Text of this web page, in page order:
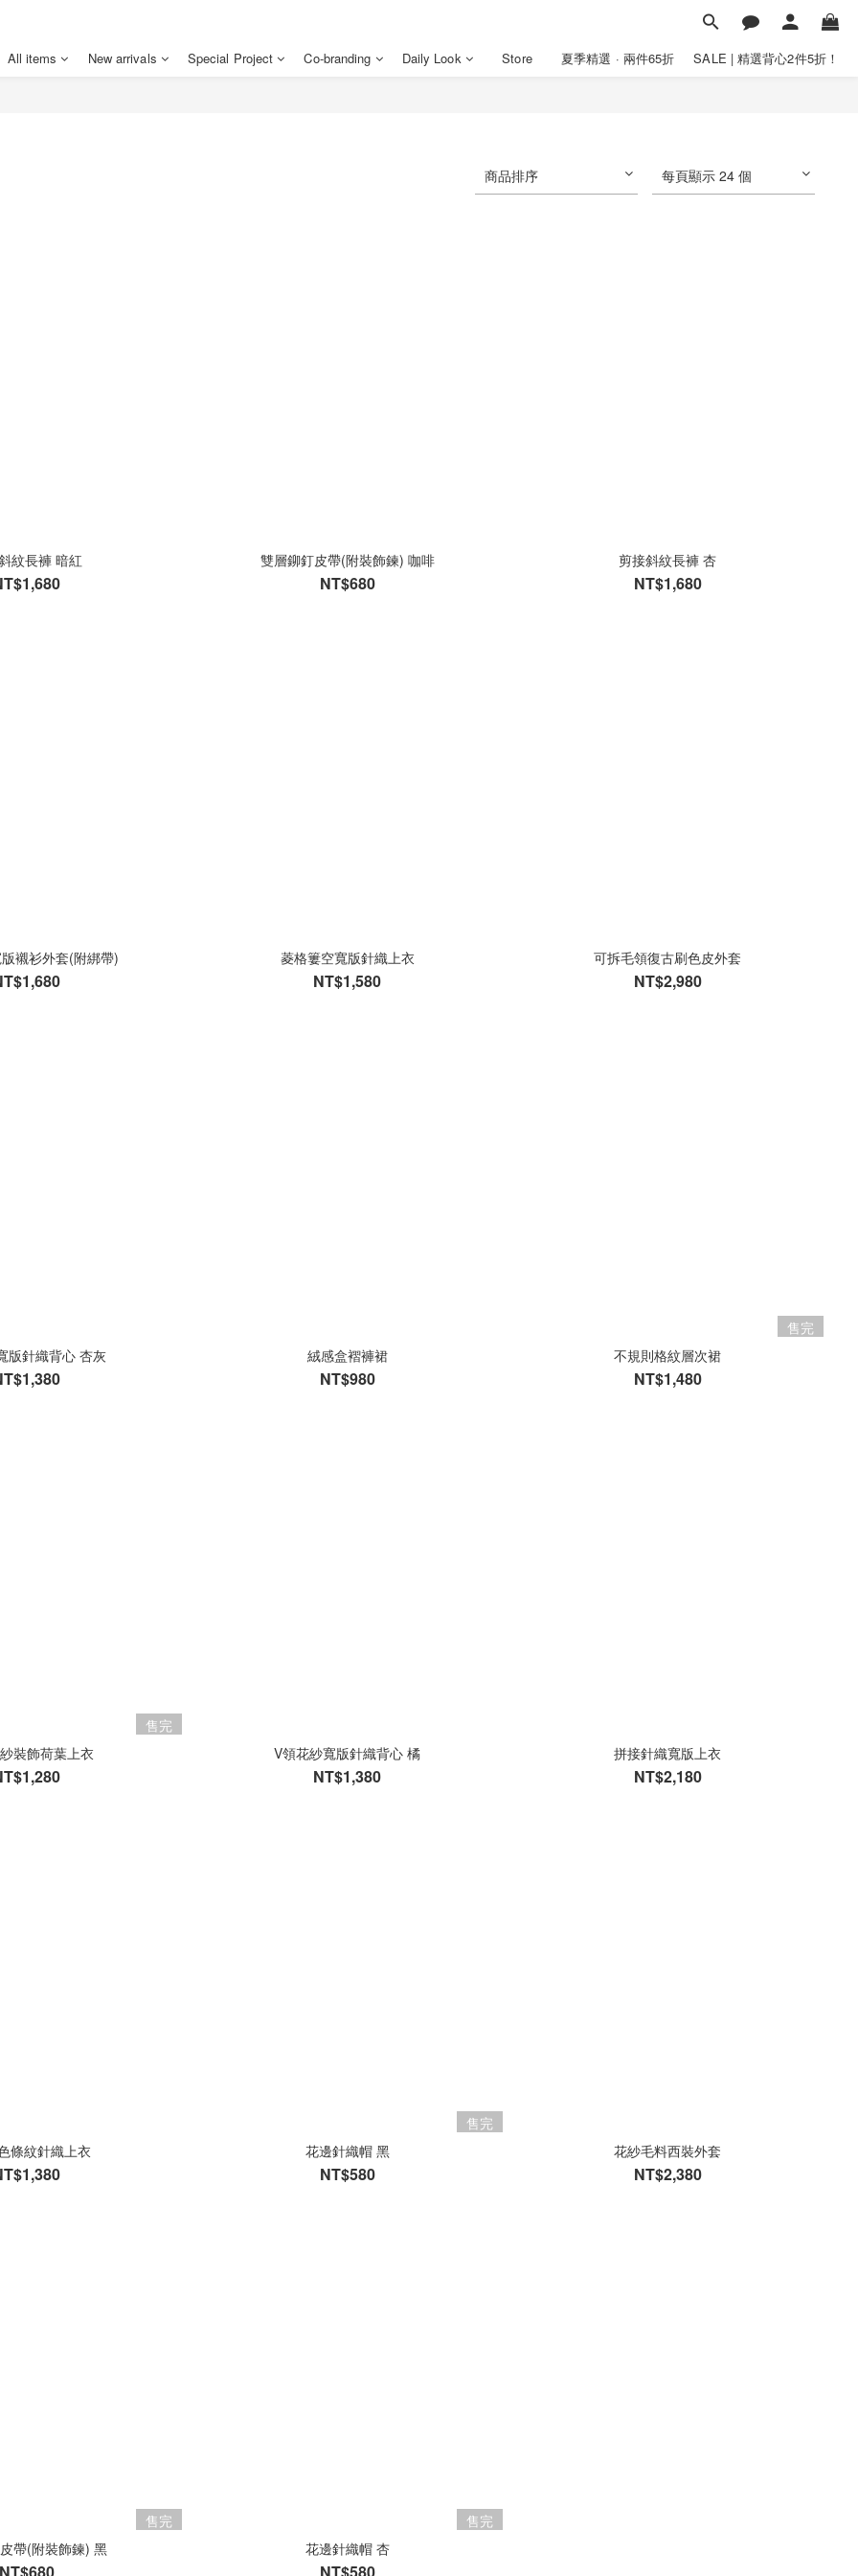
All items New arrivals Special Project Co-branding Daily Look Store 夏季精選 · 兩件65折 SALE | 精選背心2件5折！
商品排序 每頁顯示 24 個
紋長褲 暗紅 雙層鉚釘皮帶(附裝飾鍊) 咖啡
NT$680
剪接斜紋長褲 杏
NT$1,680
襯衫外套(附綁帶) 菱格簍空寬版針織上衣
NT$1,580
可拆毛領復古刷色皮外套
NT$2,980
版針織背心 杏灰 絨感盒褶褲裙
NT$980
售完
不規則格紋層次裙
NT$1,480
售完
裝飾荷葉上衣
V領花紗寬版針織背心 橘
NT$1,380
拼接針織寬版上衣
NT$2,180
條紋針織上衣
售完
花邊針織帽 黑
NT$580
花紗毛料西裝外套
NT$2,380
售完
帶(附裝飾鍊) 黑
售完
花邊針織帽 杏
NT$580